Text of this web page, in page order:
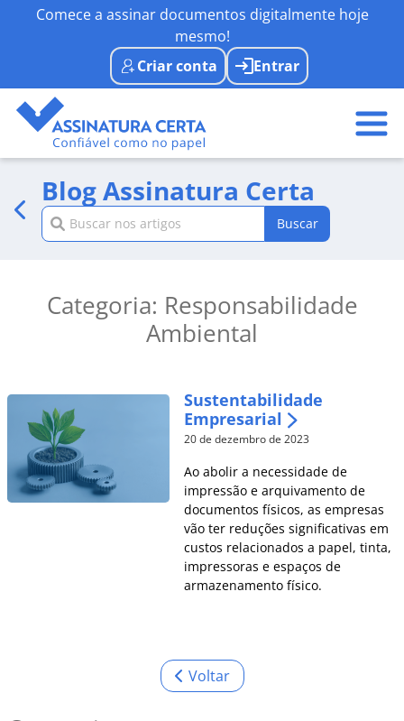
Comece a assinar documentos digitalmente hoje
mesmo!
Criar conta
Entrar
Blog Assinatura Certa
Buscar
Categoria: Responsabilidade
Ambiental
Sustentabilidade
Empresarial
20 de dezembro de 2023
Ao abolir a necessidade de
impressão e arquivamento de
documentos físicos, as empresas
vão ter reduções significativas em
custos relacionados a papel, tinta,
impressoras e espaços de
armazenamento físico.
Voltar